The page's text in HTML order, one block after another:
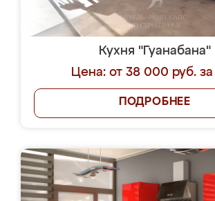
Кухня "Гуанабана"
Цена: от 38 000 руб.
ПОДРОБНЕЕ